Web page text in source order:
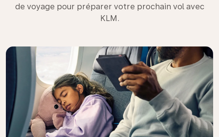
de voyage pour préparer votre prochain vol avec
KLM.